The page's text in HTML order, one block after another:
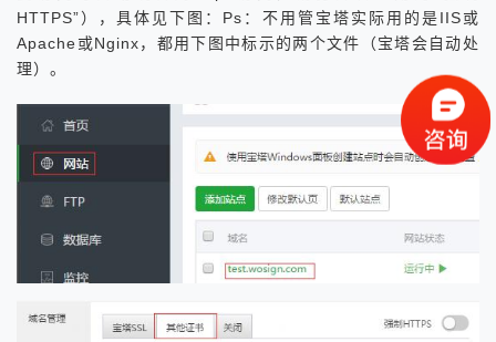
HTTPS”），具体见下图：Ps：不用管宝塔实际用的是IIS或
Apache或Nginx，都用下图中标示的两个文件（宝塔会自动处
理）。